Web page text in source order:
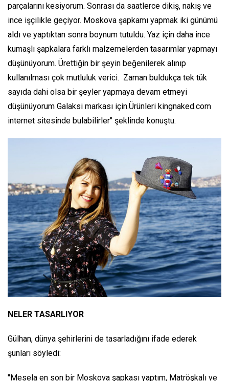
parçalarını kesiyorum. Sonrası da saatlerce dikiş, nakış ve
ince işçilikle geçiyor. Moskova şapkamı yapmak iki günümü
aldı ve yaptıktan sonra boynum tutuldu. Yaz için daha ince
kumaşlı şapkalara farklı malzemelerden tasarımlar yapmayı
düşünüyorum. Ürettiğin bir şeyin beğenilerek alınıp
kullanılması çok mutluluk verici. Zaman buldukça tek tük
sayıda dahi olsa bir şeyler yapmaya devam etmeyi
düşünüyorum Galaksi markası için.Ürünleri kingnaked.com
internet sitesinde bulabilirler" şeklinde konuştu.
NELER TASARLIYOR
Gülhan, dünya şehirlerini de tasarladığını ifade ederek
şunları söyledi:
"Mesela en son bir Moskova şapkası yaptım, Matröşkalı ve